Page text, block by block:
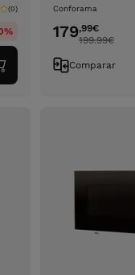
(0) Conforama
179,99€
199.99€
Comparar